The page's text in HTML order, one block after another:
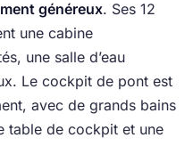
généreux. Ses 12
une cabine
une salle d’eau
Le cockpit de pont est
avec de grands bains
table de cockpit et une